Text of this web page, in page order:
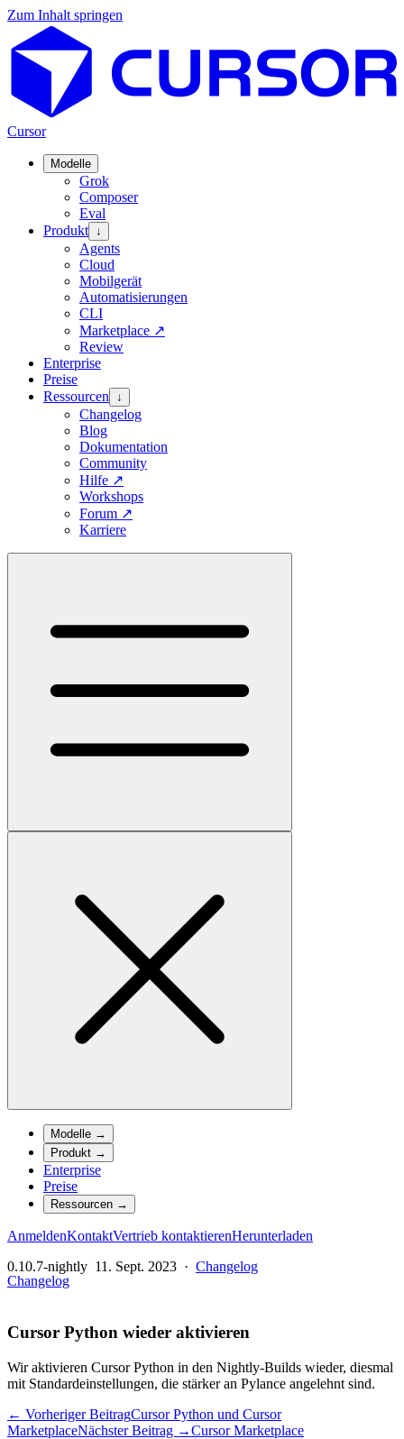
Zum Inhalt springen
Cursor
Modelle
Grok
Composer
Eval
Produkt ↓
Agents
Cloud
Mobilgerät
Automatisierungen
CLI
Marketplace ↗
Review
Enterprise
Preise
Ressourcen
↓
Changelog
Blog
Dokumentation
Community
Hilfe ↗
Workshops
Forum ↗
Karriere
Modelle →
Produkt →
Enterprise
Preise
Ressourcen →
AnmeldenKontaktVertrieb kontaktierenHerunterladen
0.10.7-nightly 11. Sept. 2023 · Changelog
Changelog
Cursor Python wieder aktivieren
Wir aktivieren Cursor Python in den Nightly-Builds wieder, diesmal
mit Standardeinstellungen, die stärker an Pylance angelehnt sind.
← Vorheriger BeitragCursor Python und Cursor
MarketplaceNächster Beitrag →Cursor Marketplace